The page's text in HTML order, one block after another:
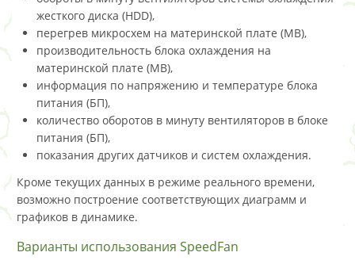
жесткого диска (HDD),
перегрев микросхем на материнской плате (MB),
производительность блока охлаждения на
материнской плате (MB),
информация по напряжению и температуре блока
питания (БП),
количество оборотов в минуту вентиляторов в блоке
питания (БП),
показания других датчиков и систем охлаждения.
Кроме текущих данных в режиме реального времени,
возможно построение соответствующих диаграмм и
графиков в динамике.
Варианты использования SpeedFan